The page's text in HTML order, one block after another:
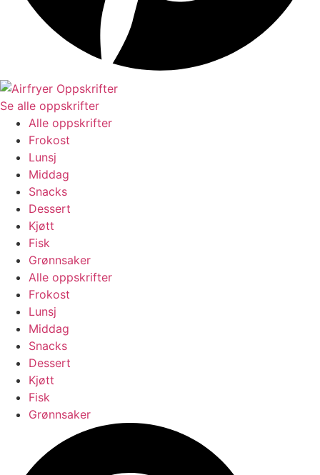
Se alle oppskrifter
Alle oppskrifter
Frokost
Lunsj
Middag
Snacks
Dessert
Kjøtt
Fisk
Grønnsaker
Alle oppskrifter
Frokost
Lunsj
Middag
Snacks
Dessert
Kjøtt
Fisk
Grønnsaker